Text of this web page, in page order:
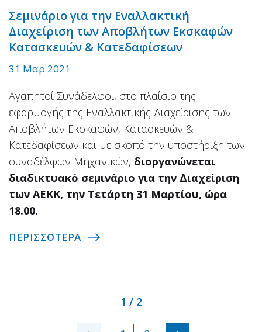
Σεμινάριο για την Εναλλακτική
Διαχείριση των Αποβλήτων Εκσκαφών
Κατασκευών & Κατεδαφίσεων
31 Μαρ 2021
Αγαπητοί Συνάδελφοι, στο πλαίσιο της
εφαρμογής της Εναλλακτικής Διαχείρισης των
Αποβλήτων Εκσκαφών, Κατασκευών &
Κατεδαφίσεων και με σκοπό την υποστήριξη των
συναδέλφων Μηχανικών, διοργανώνεται
διαδικτυακό σεμινάριο για την Διαχείριση
των ΑΕΚΚ, την Τετάρτη 31 Μαρτίου, ώρα
18.00.
ΠΕΡΙΣΣΟΤΕΡΑ
1 / 2